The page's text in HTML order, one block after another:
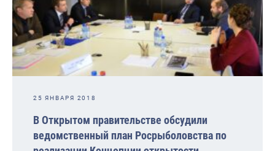
25 ЯНВАРЯ 2018
В Открытом правительстве обсудили
ведомственный план Росрыболовства по